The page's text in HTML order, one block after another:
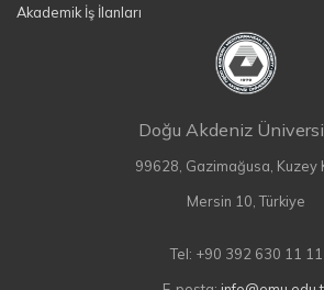
Akademik İş İlanları
Doğu Akdeniz
99628, Gazimağusa, Kuzey
Mersin 10, Türkiye
Tel: +90 392 630 11 11